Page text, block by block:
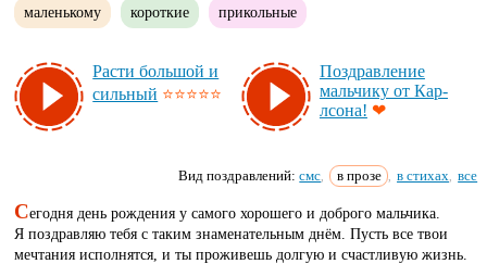
маленькому короткие прикольные
Рас­ти боль­шой и
силь­ный ⭐⭐⭐⭐⭐
Поз­драв­ле­ние
маль­чи­ку от Кар­
лсо­на! ❤
Вид поздравлений:смс в прозе , в стихах все
Сегодня день рождения у самого хорошего и доброго мальчика.
Я поздравляю тебя с таким знаменательным днём. Пусть все твои
мечтания исполнятся, и ты проживешь долгую и счастливую жизнь.